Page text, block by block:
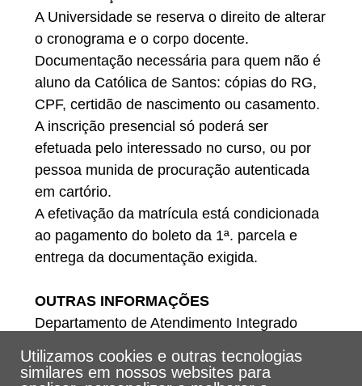
A Universidade se reserva o direito de alterar
o cronograma e o corpo docente.
Documentação necessária para quem não é
aluno da Católica de Santos: cópias do RG,
CPF, certidão de nascimento ou casamento.
A inscrição presencial só poderá ser
efetuada pelo interessado no curso, ou por
pessoa munida de procuração autenticada
em cartório.
A efetivação da matrícula está condicionada
ao pagamento do boleto da 1ª. parcela e
entrega da documentação exigida.
OUTRAS INFORMAÇÕES
Departamento de Atendimento Integrado
E-mail: dat@unisantos.br
Utilizamos cookies e outras tecnologias
similares em nossos websites para